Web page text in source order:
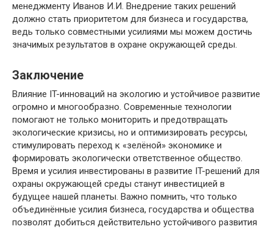
менеджменту Иванов И.И. Внедрение таких решений
должно стать приоритетом для бизнеса и государства,
ведь только совместными усилиями мы можем достичь
значимых результатов в охране окружающей среды.
Заключение
Влияние IT-инноваций на экологию и устойчивое развитие
огромно и многообразно. Современные технологии
помогают не только мониторить и предотвращать
экологические кризисы, но и оптимизировать ресурсы,
стимулировать переход к «зелёной» экономике и
формировать экологически ответственное общество.
Время и усилия инвестированы в развитие IT-решений для
охраны окружающей среды станут инвестицией в
будущее нашей планеты. Важно помнить, что только
объединённые усилия бизнеса, государства и общества
позволят добиться действительно устойчивого развития